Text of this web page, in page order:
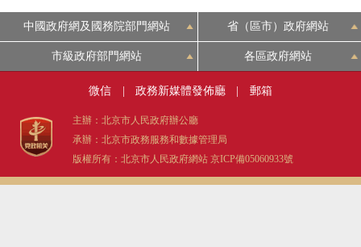
中國政府網及國務院部門網站 省（區市）政府網站
市級政府部門網站 各區政府網站
微信 政務新媒體發佈廳 郵箱
主辦：北京市人民政府辦公廳
承辦：北京市政務服務和數據管理局
版權所有：北京市人民政府網站 京ICP備05060933號